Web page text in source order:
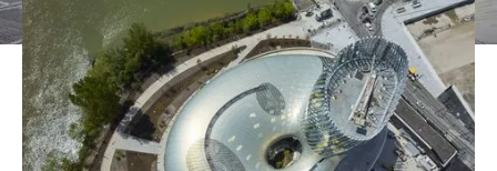
Julien Lanoo Fotos